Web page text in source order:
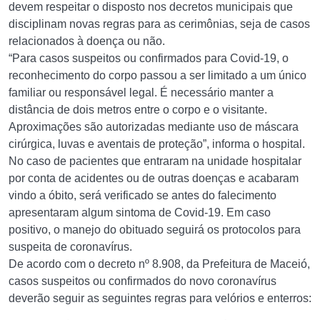
devem respeitar o disposto nos decretos municipais que
disciplinam novas regras para as cerimônias, seja de casos
relacionados à doença ou não.
“Para casos suspeitos ou confirmados para Covid-19, o
reconhecimento do corpo passou a ser limitado a um único
familiar ou responsável legal. É necessário manter a
distância de dois metros entre o corpo e o visitante.
Aproximações são autorizadas mediante uso de máscara
cirúrgica, luvas e aventais de proteção”, informa o hospital.
No caso de pacientes que entraram na unidade hospitalar
por conta de acidentes ou de outras doenças e acabaram
vindo a óbito, será verificado se antes do falecimento
apresentaram algum sintoma de Covid-19. Em caso
positivo, o manejo do obituado seguirá os protocolos para
suspeita de coronavírus.
De acordo com o decreto nº 8.908, da Prefeitura de Maceió,
casos suspeitos ou confirmados do novo coronavírus
deverão seguir as seguintes regras para velórios e enterros: